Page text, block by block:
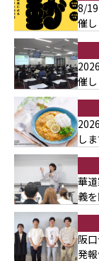
8/
催
催
し
華
義
阪
発